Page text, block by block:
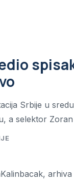
Srbije u
a selektor
arhiva